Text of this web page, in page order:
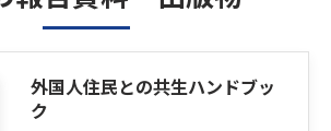
外国人住民との共生ハンドブッ
ク